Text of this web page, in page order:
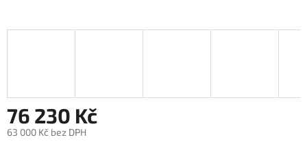
76 230 Kč
63 000 Kč bez DPH